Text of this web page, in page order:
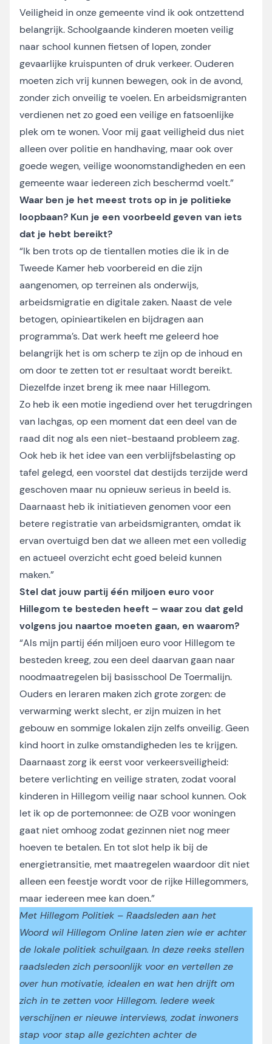
Veiligheid in onze gemeente vind ik ook ontzettend
belangrijk. Schoolgaande kinderen moeten veilig
naar school kunnen fietsen of lopen, zonder
gevaarlijke kruispunten of druk verkeer. Ouderen
moeten zich vrij kunnen bewegen, ook in de avond,
zonder zich onveilig te voelen. En arbeidsmigranten
verdienen net zo goed een veilige en fatsoenlijke
plek om te wonen. Voor mij gaat veiligheid dus niet
alleen over politie en handhaving, maar ook over
goede wegen, veilige woonomstandigheden en een
gemeente waar iedereen zich beschermd voelt.”
Waar ben je het meest trots op in je politieke
loopbaan? Kun je een voorbeeld geven van iets
dat je hebt bereikt?
“Ik ben trots op de tientallen moties die ik in de
Tweede Kamer heb voorbereid en die zijn
aangenomen, op terreinen als onderwijs,
arbeidsmigratie en digitale zaken. Naast de vele
betogen, opinieartikelen en bijdragen aan
programma’s. Dat werk heeft me geleerd hoe
belangrijk het is om scherp te zijn op de inhoud en
om door te zetten tot er resultaat wordt bereikt.
Diezelfde inzet breng ik mee naar Hillegom.
Zo heb ik een motie ingediend over het terugdringen
van lachgas, op een moment dat een deel van de
raad dit nog als een niet-bestaand probleem zag.
Ook heb ik het idee van een verblijfsbelasting op
tafel gelegd, een voorstel dat destijds terzijde werd
geschoven maar nu opnieuw serieus in beeld is.
Daarnaast heb ik initiatieven genomen voor een
betere registratie van arbeidsmigranten, omdat ik
ervan overtuigd ben dat we alleen met een volledig
en actueel overzicht echt goed beleid kunnen
maken.”
Stel dat jouw partij één miljoen euro voor
Hillegom te besteden heeft – waar zou dat geld
volgens jou naartoe moeten gaan, en waarom?
“Als mijn partij één miljoen euro voor Hillegom te
besteden kreeg, zou een deel daarvan gaan naar
noodmaatregelen bij basisschool De Toermalijn.
Ouders en leraren maken zich grote zorgen: de
verwarming werkt slecht, er zijn muizen in het
gebouw en sommige lokalen zijn zelfs onveilig. Geen
kind hoort in zulke omstandigheden les te krijgen.
Daarnaast zorg ik eerst voor verkeersveiligheid:
betere verlichting en veilige straten, zodat vooral
kinderen in Hillegom veilig naar school kunnen. Ook
let ik op de portemonnee: de OZB voor woningen
gaat niet omhoog zodat gezinnen niet nog meer
hoeven te betalen. En tot slot help ik bij de
energietransitie, met maatregelen waardoor dit niet
alleen een feestje wordt voor de rijke Hillegommers,
maar iedereen mee kan doen.”
Met Hillegom Politiek – Raadsleden aan het
Woord wil Hillegom Online laten zien wie er achter
de lokale politiek schuilgaan. In deze reeks stellen
raadsleden zich persoonlijk voor en vertellen ze
over hun motivatie, idealen en wat hen drijft om
zich in te zetten voor Hillegom. Iedere week
verschijnen er nieuwe interviews, zodat inwoners
stap voor stap alle gezichten achter de